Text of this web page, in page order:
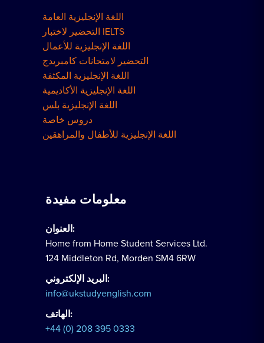
اللغة الإنجليزية العامة
التحضير لاختبار IELTS
اللغة الإنجليزية للأعمال
التحضير لامتحانات كامبريدج
اللغة الإنجليزية المكثفة
اللغة الإنجليزية الأكاديمية
اللغة الإنجليزية بلس
دروس خاصة
اللغة الإنجليزية للأطفال والمراهقين
معلومات مفيدة
العنوان:
Home from Home Student Services Ltd.
124 Middleton Rd, Morden SM4 6RW
البريد الإلكتروني:
info@ukstudyenglish.com
الهاتف:
+44 (0) 208 395 0333